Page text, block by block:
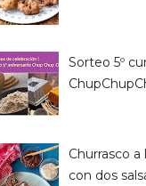
Sorteo 5º
Churrasco a
con dos